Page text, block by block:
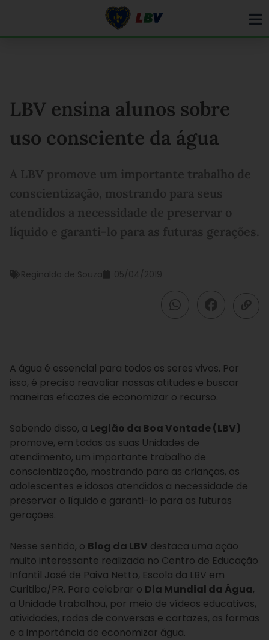
LBV ensina alunos sobre
uso consciente da água
A LBV promove um importante trabalho de
conscientização, mostrando para seus
atendidos a necessidade de preservar o
líquido e garanti-lo para as futuras gerações.
Reginaldo de Souza 05/04/2019
A água é essencial para todos os seres vivos. Por
isso, é preciso reavaliar nossas atitudes e buscar
maneiras eficazes de economizar o recurso.
Sabendo disso, a Legião da Boa Vontade (LBV)
promove, em todas as suas Unidades de
atendimento, um importante trabalho de
conscientização, mostrando para as crianças, os
adolescentes e idosos atendidos a necessidade de
preservar o líquido e garanti-lo para as futuras
gerações.
Nesse sentido, o Blog da LBV destaca uma ação
muito interessante realizada no Centro de Educação
Infantil José de Paiva Netto, Escola da LBV em
Curitiba/PR. Para celebrar o Dia Mundial da Água,
a Unidade trabalhou, por meio de vídeos educativos,
atividades, rodas de conversas e cartazes, as formas
e a importância de economizar água.